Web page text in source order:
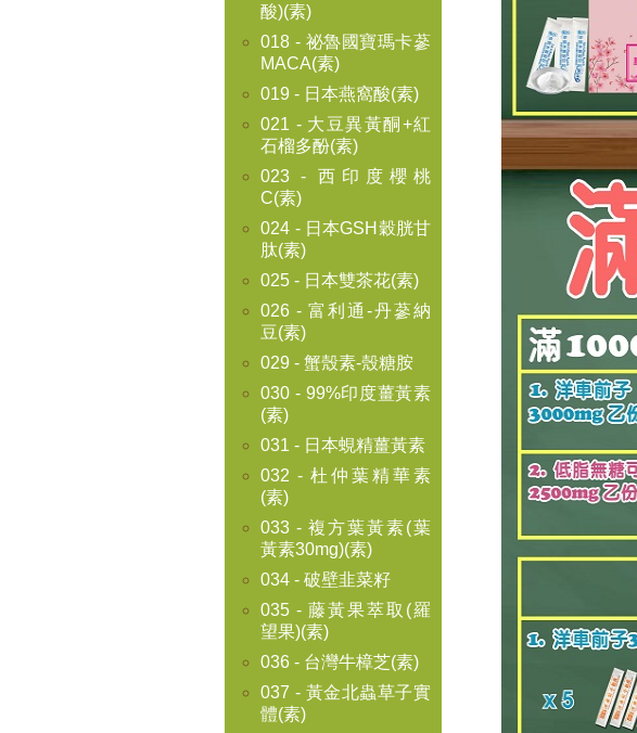
酸)(素)
018 - 祕魯國寶瑪卡蔘
MACA(素)
019 - 日本燕窩酸(素)
021 - 大豆異黃酮+紅
石榴多酚(素)
023 - 西印度櫻桃
C(素)
024 - 日本GSH穀胱甘
肽(素)
025 - 日本雙茶花(素)
026 - 富利通-丹蔘納
豆(素)
029 - 蟹殼素-殼糖胺
030 - 99%印度薑黃素
(素)
031 - 日本蜆精薑黃素
032 - 杜仲葉精華素
(素)
033 - 複方葉黃素(葉
黃素30mg)(素)
034 - 破壁韭菜籽
035 - 藤黃果萃取(羅
望果)(素)
036 - 台灣牛樟芝(素)
037 - 黃金北蟲草子實
體(素)